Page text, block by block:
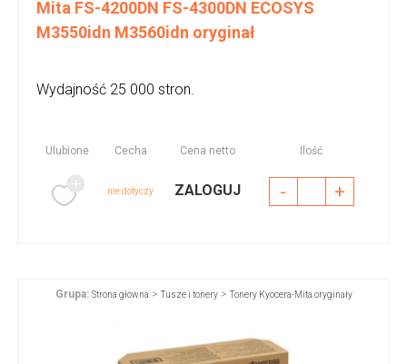
Mita FS-4200DN FS-4300DN ECOSYS
M3550idn M3560idn oryginał
Wydajność 25 000 stron.
Ulubione Cecha Cena netto Ilość
nie dotyczy ZALOGUJ - +
Grupa: Strona główna > Tusze i tonery> Tonery Kyocera-Mita oryginały